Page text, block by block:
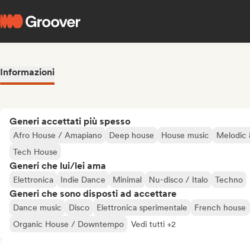
Informazioni
Generi accettati più spesso
Afro House / Amapiano Deep house House music
Melodic
Tech House
Generi che lui/lei ama
Elettronica Indie Dance Minimal Nu-disco / Italo Techno
Generi che sono disposti ad accettare
Dance music Disco Elettronica sperimentale French house
Organic House / Downtempo
Vedi tutti +2